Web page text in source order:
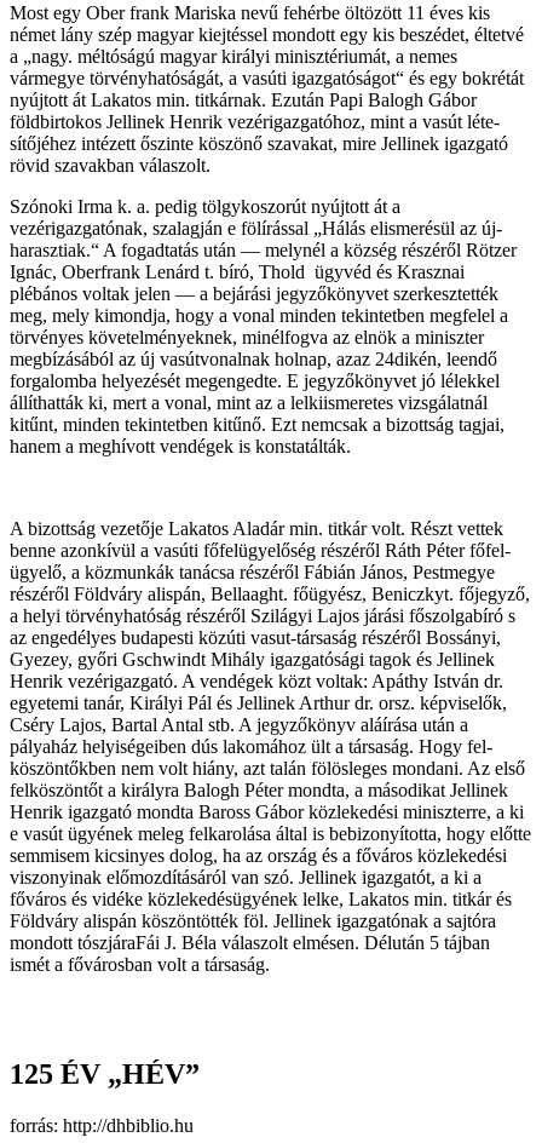
Most egy Ober frank Mariska nevű fe­hérbe öltözött 11 éves kis
német lány szép magyar kiejtéssel mondott egy kis beszédet, éltetvé
a „nagy. méltóságú magyar királyi minisztériumát, a nemes
vármegye törvényhatóságát, a vasúti igazgatóságot“ és egy bokrétát
nyújtott át Lakatos min. titkárnak. Ezután Papi Balogh Gábor
földbirtokos Jellinek Henrik vezérigazgatóhoz, mint a vasút léte­
sítőjéhez intézett őszinte köszönő szavakat, mire Jellinek igazgató
rövid szavakban válaszolt.
Szónoki Irma k. a. pedig tölgykoszorút nyújtott át a
vezérigazgatónak, szalagján e fölírással „Hálás elismerésül az új-
harasztiak.“ A fogadtatás után — melynél a község részéről Rötzer
Ignác, Oberfrank Lenárd t. bíró, Thold ügyvéd és Krasznai
plébános voltak jelen — a bejá­rási jegyzőkönyvet szerkesztették
meg, mely ki­mondja, hogy a vonal minden tekintetben megfelel a
törvényes követelményeknek, minélfogva az elnök a miniszter
megbízásából az új vasútvonalnak holnap, azaz 24dikén, leendő
forgalomba helyezését megengedte. E jegyzőkönyvet jó lélekkel
állíthatták ki, mert a vonal, mint az a lelkiismeretes vizsgálatnál
kitűnt, minden tekintetben kitűnő. Ezt nemcsak a bizottság tagjai,
hanem a meghívott vendégek is konstatálták.
A bizottság vezetője Lakatos Ala­dár min. titkár volt. Részt vettek
benne azonkívül a vasúti főfelügyelőség részéről Ráth Péter főfel­
ügyelő, a közmunkák tanácsa részéről Fábián János, Pestmegye
részéről Földváry alispán, Bellaaght. főügyész, Beniczkyt. főjegyző,
a helyi törvényhatóság részéről Szilágyi Lajos járási főszolgabíró s
az engedélyes budapesti közúti vasut-társaság részéről Bossányi,
Gyezey, győri Gschwindt Mihály igazgatósági tagok és Jellinek
Henrik vezérigazgató. A vendégek közt voltak: Apáthy István dr.
egyetemi tanár, Királyi Pál és Jellinek Arthur dr. orsz. képviselők,
Cséry Lajos, Bartal Antal stb. A jegyzőkönyv aláírása után a
pályaház helyi­ségeiben dús lakomához ült a társaság. Hogy fel-
köszöntőkben nem volt hiány, azt talán fölösleges mondani. Az első
felköszöntőt a királyra Balogh Péter mondta, a másodikat Jellinek
Henrik igazgató mondta Baross Gábor közlekedési minisz­terre, a ki
e vasút ügyének meleg felkarolása által is bebizonyította, hogy előtte
semmisem kicsinyes dolog, ha az ország és a főváros közlekedési
viszonyinak előmozdításáról van szó. Jellinek igazgatót, a ki a
főváros és vidéke közlekedésügyének lelke, Lakatos min. titkár és
Földváry alispán köszöntötték föl. Jellinek igazgatónak a sajtóra
mondott tószjáraFái J. Béla válaszolt elmésen. Délután 5 tájban
ismét a fővárosban volt a társaság.
125 ÉV „HÉV”
forrás: http://dhbiblio.hu